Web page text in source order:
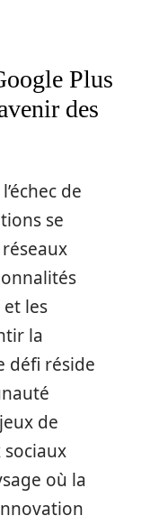
Plus
des
de
se
les
la
défi réside
de
sociaux
où la